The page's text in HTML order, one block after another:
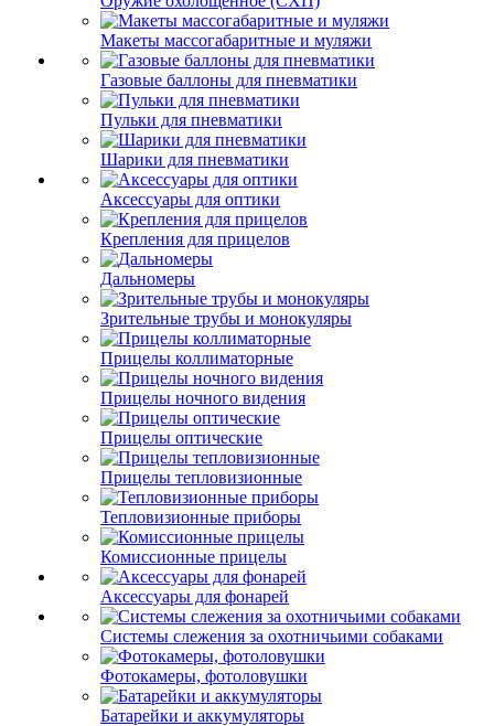
Макеты массогабаритные и муляжи
Газовые баллоны для пневматики
Пульки для пневматики
Шарики для пневматики
Аксессуары для оптики
Крепления для прицелов
Дальномеры
Зрительные трубы и монокуляры
Прицелы коллиматорные
Прицелы ночного видения
Прицелы оптические
Прицелы тепловизионные
Тепловизионные приборы
Комиссионные прицелы
Аксессуары для фонарей
Системы слежения за охотничьими собаками
Фотокамеры, фотоловушки
Батарейки и аккумуляторы